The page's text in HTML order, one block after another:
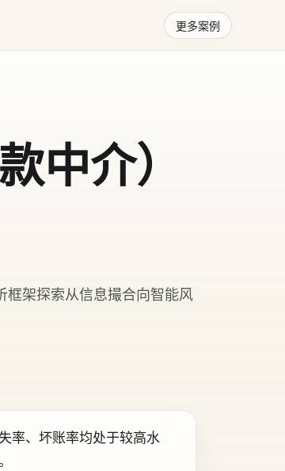
更多案例
中介）
框架探索从信息撮合向智能风
率、坏账率均处于较高水